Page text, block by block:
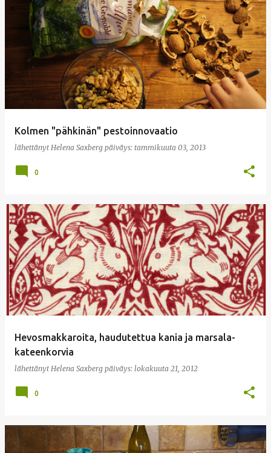
Kolmen "pähkinän" pestoinnovaatio
lähettänyt Helena Saxberg päiväys: tammikuuta 03, 2013
0
Hevosmakkaroita, haudutettua kania ja marsala-
kateenkorvia
lähettänyt Helena Saxberg päiväys: lokakuuta 21, 2012
0